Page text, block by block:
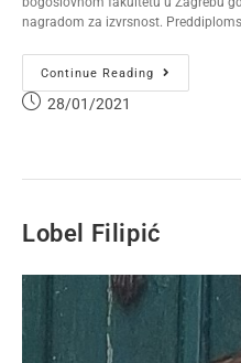
nagradom za izvrsnost.
Continue Reading
28/01/2021
Lobel Filipić